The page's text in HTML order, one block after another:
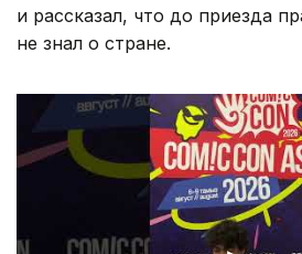
и рассказал, что до приезда
не знал о стране.